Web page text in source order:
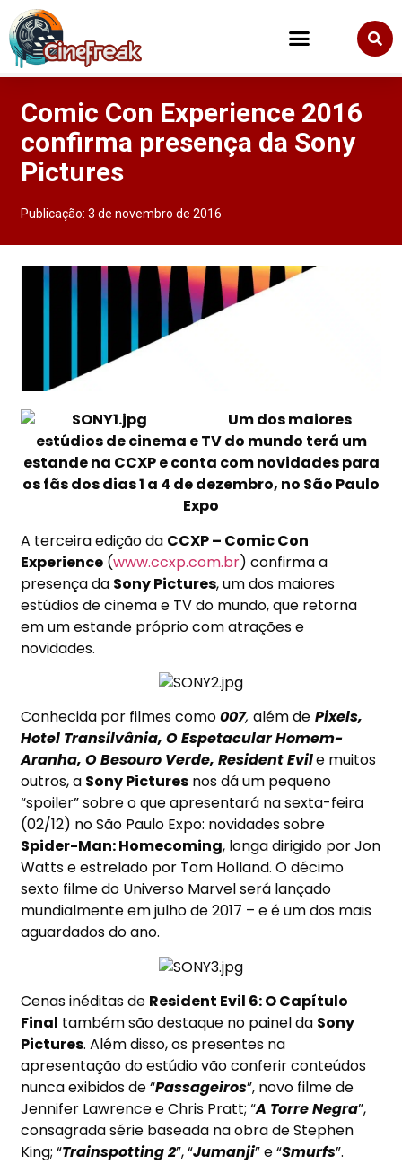
Comic Con Experience 2016
confirma presença da Sony
Pictures
Publicação:3 de novembro de 2016
Um dos maiores
estúdios de cinema e TV do mundo terá um
estande na CCXP e conta com novidades para
os fãs dos dias 1 a 4 de dezembro, no São Paulo
Expo
A terceira edição da CCXP – Comic Con
Experience (www.ccxp.com.br) confirma a
presença da Sony Pictures, um dos maiores
estúdios de cinema e TV do mundo, que retorna
em um estande próprio com atrações e
novidades.
Conhecida por filmes como007,além de Pixels,
Hotel Transilvânia, O Espetacular Homem-
Aranha, O Besouro Verde, Resident Evile muitos
outros, a SonyPictures nos dá um pequeno
“spoiler” sobre o que apresentará na sexta-feira
(02/12) no São Paulo Expo: novidades sobre
Spider-Man: Homecoming, longa dirigido por Jon
Watts e estrelado por Tom Holland. O décimo
sexto filme do Universo Marvel será lançado
mundialmente em julho de 2017 – e é um dos mais
aguardados do ano.
Cenas inéditas de Resident Evil 6: O Capítulo
Final também são destaque no painel da Sony
Pictures. Além disso, os presentes na
apresentação do estúdio vão conferir conteúdos
nunca exibidos de “Passageiros”, novo filme de
Jennifer Lawrence e Chris Pratt; “A Torre Negra”,
consagrada série baseada na obra de Stephen
King; “Trainspotting2”, “Jumanji” e “Smurfs”.